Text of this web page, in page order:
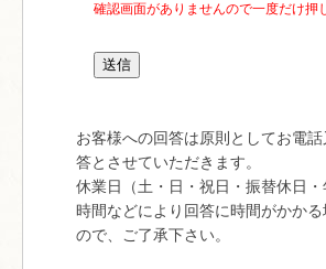
確認画面がありませんので一度だけ押
お客様への回答は原則としてお電
答とさせていただきます。
休業日（土・日・祝日・振替休日
時間などにより回答に時間がかか
ので、ご了承下さい。